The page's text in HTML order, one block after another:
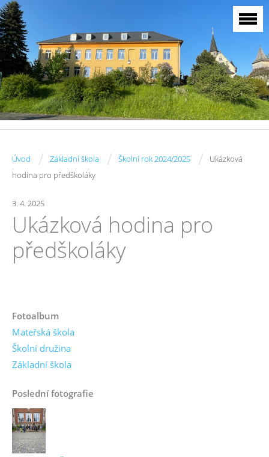
Úvod / Základní škola / Školní rok 2024/2025 /
Ukázková
hodina pro předškoláky
3. 4. 2025
Ukázková hodina pro
předškoláky
Fotoalbum
Mateřská škola
Školní družina
Základní škola
Poslední fotografie